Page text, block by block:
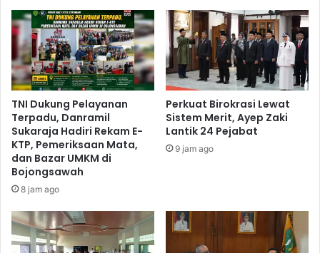
TNI Dukung Pelayanan
Terpadu, Danramil
Sukaraja Hadiri Rekam E-
KTP, Pemeriksaan Mata,
dan Bazar UMKM di
Bojongsawah
8 jam ago
Perkuat Birokrasi Lewat
Sistem Merit, Ayep Zaki
Lantik 24 Pejabat
9 jam ago